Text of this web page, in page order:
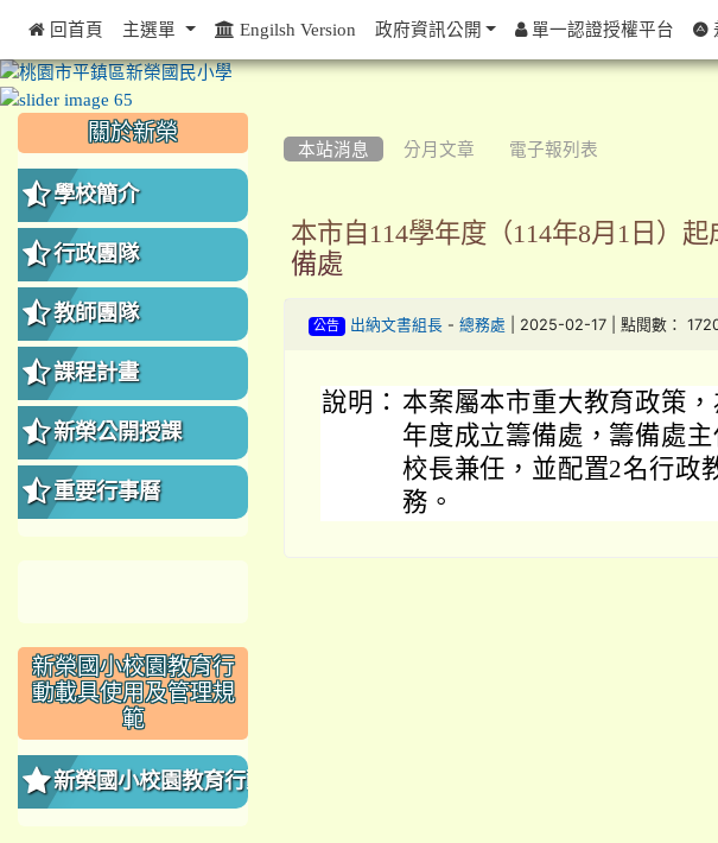
本站消息 分月文章 電子報列表
本市自114學年度（114年8月1日）
備處
公告 出納文書組長- 總務處 | 2025-02-17 | 點閱數：
說明： 本案屬本市重大教育政策
年度成立籌備處，籌備處
校長兼任，並配置2名行政
務。
::: 關於新榮
學校簡介
行政團隊
教師團隊
課程計畫
新榮公開授課
重要行事曆
新榮國小校園教育行
動載具使用及管理規
範
新榮國小校園教育行動
::: 回首頁 主選單 Engilsh Version 政府資訊公開 單一認證授權平台